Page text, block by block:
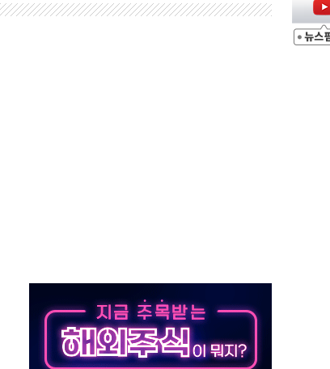
날 참석..."국제적 시민 연대로 목소리 내야"
해 10대 아들 체포
친 정청래…제주 연설서 신경전 고조
이징도 부동산 규제 철폐
로 피서객 7명 고립…전원 구조
전 집중 편성…체감온도 38도 넘으면 중단